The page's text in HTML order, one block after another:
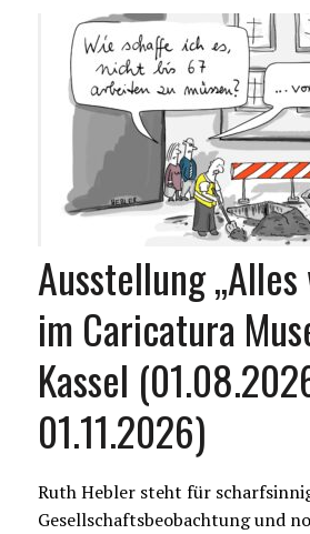
Ausstellung
im Caricatura
Kassel
01.11.2026)
Ruth Hebler steht für
Gesellschaftsbeobachtung und